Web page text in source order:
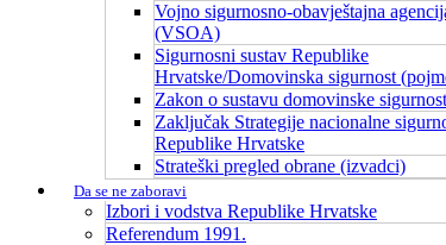
Vojno sigurnosno-obavještajna
(VSOA)
Sigurnosni sustav Republike
Hrvatske/Domovinska sigurnost
Zakon o sustavu domovinske
Zaključak Strategije nacionalne
Republike Hrvatske
Strateški pregled obrane (izvadci)
Da se ne zaboravi
Izbori i vodstva Republike Hrvatske
Referendum 1991.